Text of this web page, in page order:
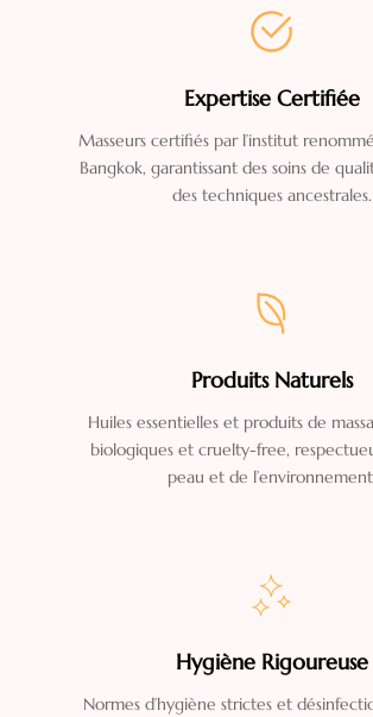
Expertise Certifiée
Masseurs certifiés par l’institut
Bangkok, garantissant des soins de
des techniques ancestrales.
Produits Naturels
Huiles essentielles et produits de
biologiques et cruelty-free,
peau et de
Hygiène Rigoureuse
Normes d’hygiène strictes et